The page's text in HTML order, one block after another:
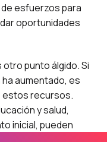
esfuerzos para
oportunidades
punto álgido. Si
aumentado, es
estos recursos.
y salud,
inicial, pueden